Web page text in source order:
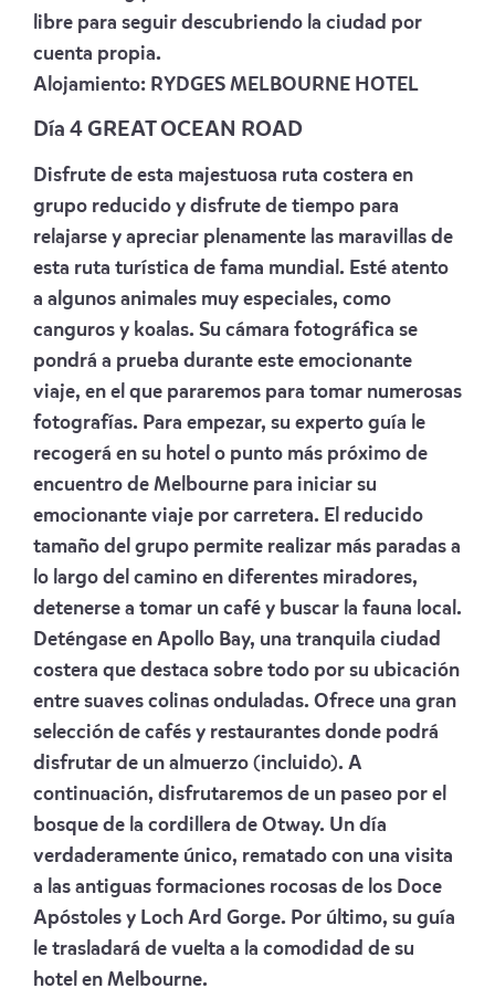
libre para seguir descubriendo la ciudad por
cuenta propia.
Alojamiento: RYDGES MELBOURNE HOTEL
Día 4 GREAT OCEAN ROAD
Disfrute de esta majestuosa ruta costera en
grupo reducido y disfrute de tiempo para
relajarse y apreciar plenamente las maravillas de
esta ruta turística de fama mundial. Esté atento
a algunos animales muy especiales, como
canguros y koalas. Su cámara fotográfica se
pondrá a prueba durante este emocionante
viaje, en el que pararemos para tomar numerosas
fotografías. Para empezar, su experto guía le
recogerá en su hotel o punto más próximo de
encuentro de Melbourne para iniciar su
emocionante viaje por carretera. El reducido
tamaño del grupo permite realizar más paradas a
lo largo del camino en diferentes miradores,
detenerse a tomar un café y buscar la fauna local.
Deténgase en Apollo Bay, una tranquila ciudad
costera que destaca sobre todo por su ubicación
entre suaves colinas onduladas. Ofrece una gran
selección de cafés y restaurantes donde podrá
disfrutar de un almuerzo (incluido). A
continuación, disfrutaremos de un paseo por el
bosque de la cordillera de Otway. Un día
verdaderamente único, rematado con una visita
a las antiguas formaciones rocosas de los Doce
Apóstoles y Loch Ard Gorge. Por último, su guía
le trasladará de vuelta a la comodidad de su
hotel en Melbourne.